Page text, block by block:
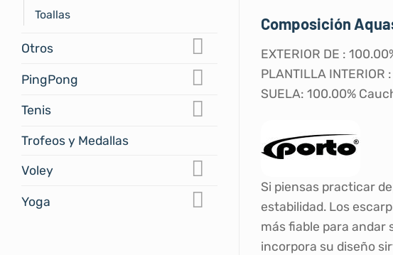
Toallas
Otros
PingPong
Tenis
Trofeos y Medallas
Voley
Yoga
Composición
EXTERIOR DE :
PLANTILLA INTERIOR
SUELA: 100.00%
Si piensas practicar
estabilidad. Los
más fiable para andar
incorpora su diseño